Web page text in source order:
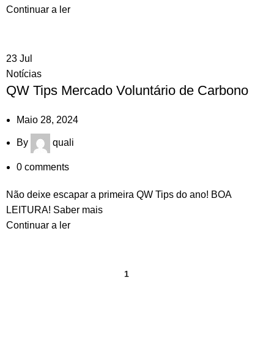
Continuar a ler
23 Jul
Notícias
QW Tips Mercado Voluntário de Carbono
Maio 28, 2024
By quali
0 comments
Não deixe escapar a primeira QW Tips do ano! BOA
LEITURA! Saber mais
Continuar a ler
1